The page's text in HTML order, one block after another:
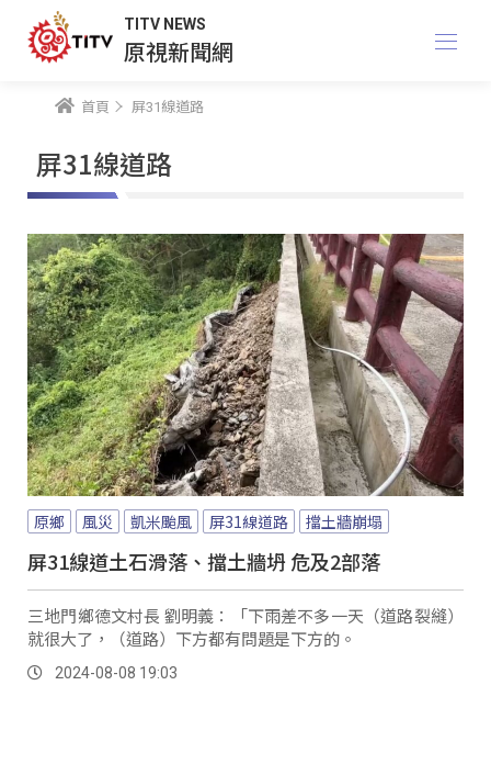
TITV NEWS
原視新聞網
首頁 屏31線道路
屏31線道路
原鄉 風災 凱米颱風 屏31線道路 擋土牆崩塌
屏31線道土石滑落、擋土牆坍 危及2部落
三地門鄉德文村長 劉明義：「下雨差不多一天（道路裂縫）
就很大了，（道路）下方都有問題是下方的。
2024-08-08 19:03